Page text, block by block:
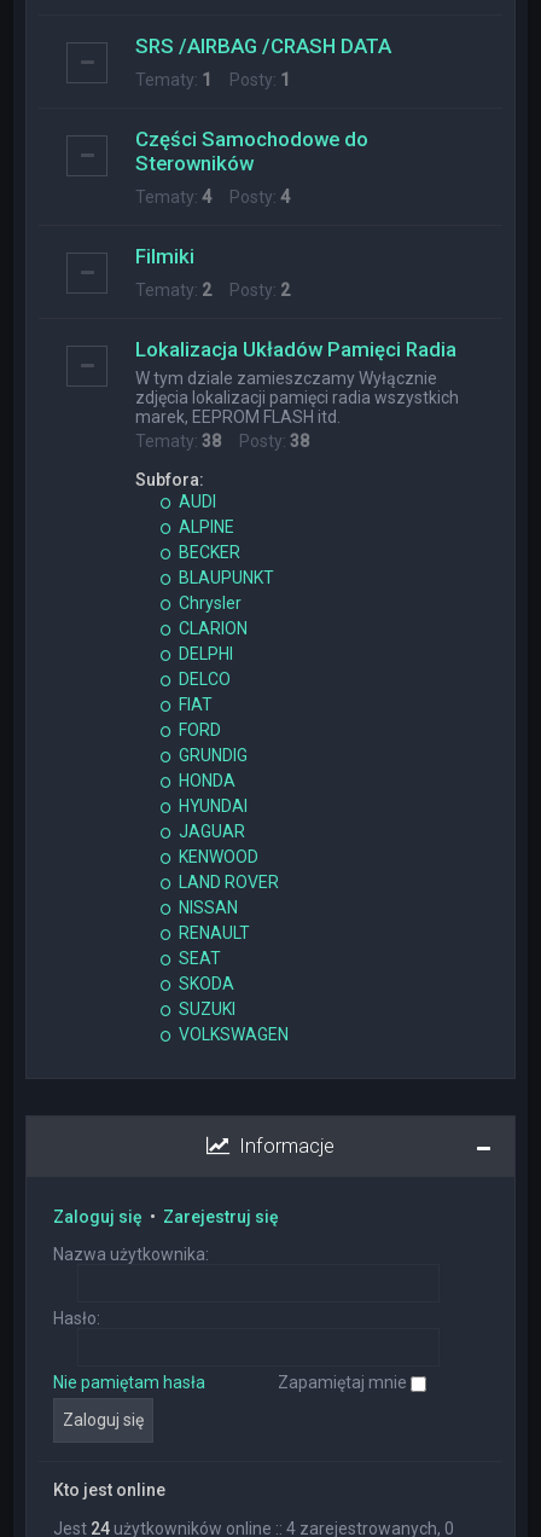
SRS /AIRBAG /CRASH DATA
Tematy: 1 Posty: 1
Części Samochodowe do
Sterowników
Tematy:4Posty:4
Filmiki
Tematy: 2Posty: 2
Lokalizacja Układów Pamięci Radia
W tym dziale zamieszczamy Wyłącznie
zdjęcia lokalizacji pamięci radia wszystkich
marek, EEPROM FLASH itd.
Tematy:38 Posty:38
Subfora:
AUDI
ALPINE
BECKER
BLAUPUNKT
Chrysler
CLARION
DELPHI
DELCO
FIAT
FORD
GRUNDIG
HONDA
HYUNDAI
JAGUAR
KENWOOD
LAND ROVER
NISSAN
RENAULT
SEAT
SKODA
SUZUKI
VOLKSWAGEN
Informacje
Zaloguj się • Zarejestruj się
Nazwa użytkownika:
Hasło:
Nie pamiętam hasła Zapamiętaj mnie
Kto jest online
Jest 24 użytkowników online :: 4 zarejestrowanych, 0